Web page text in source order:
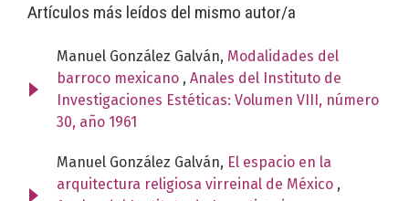
Artículos más leídos del mismo autor/a
Manuel González Galván, Modalidades del
barroco mexicano , Anales del Instituto de
Investigaciones Estéticas: Volumen VIII, número
30, año 1961
Manuel González Galván, El espacio en la
arquitectura religiosa virreinal de México ,